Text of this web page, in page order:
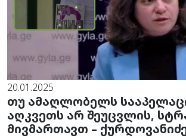
20.01.2025
თუ ამაღლობელს
აღკვეთს არ შეუცვლის,
მივმართავთ –